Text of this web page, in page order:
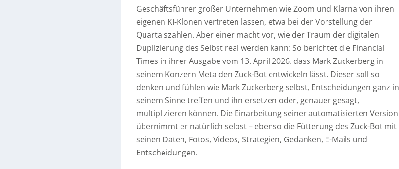
Geschäftsführer großer Unternehmen wie Zoom und Klarna von ihren
eigenen KI-Klonen vertreten lassen, etwa bei der Vorstellung der
Quartalszahlen. Aber einer macht vor, wie der Traum der digitalen
Duplizierung des Selbst real werden kann: So berichtet die Financial
Times in ihrer Ausgabe vom 13. April 2026, dass Mark Zuckerberg in
seinem Konzern Meta den Zuck-Bot entwickeln lässt. Dieser soll so
denken und fühlen wie Mark Zuckerberg selbst, Entscheidungen ganz in
seinem Sinne treffen und ihn ersetzen oder, genauer gesagt,
multiplizieren können. Die Einarbeitung seiner automatisierten Version
übernimmt er natürlich selbst – ebenso die Fütterung des Zuck-Bot mit
seinen Daten, Fotos, Videos, Strategien, Gedanken, E-Mails und
Entscheidungen.